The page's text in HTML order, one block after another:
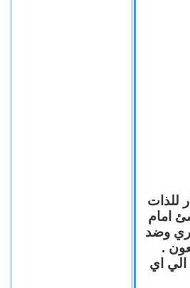
للذات
امام
وضد
.
الي اي